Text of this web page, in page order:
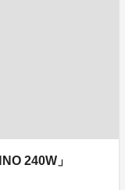
240W」